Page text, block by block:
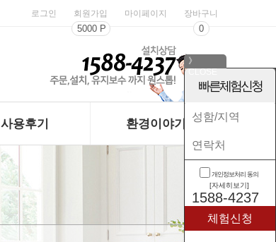
로그인 회원가입
5000 P
마이페이지 장바구니
0
사용후기 환경이야기
》
빠른체험신청
개인정보처리 동의
[자세히보기]
1588-4237